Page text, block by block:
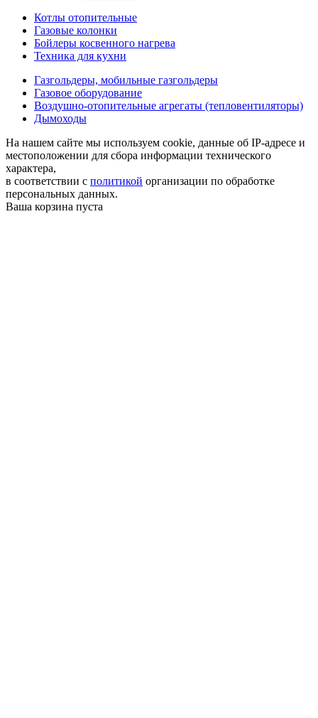
Котлы отопительные
Газовые колонки
Бойлеры косвенного нагрева
Техника для кухни
Газгольдеры, мобильные газгольдеры
Газовое оборудование
Воздушно-отопительные агрегаты (тепловентиляторы)
Дымоходы
На нашем сайте мы используем cookie, данные об IP-адресе и
местоположении для сбора информации технического
характера,
в соответствии с политикой организации по обработке
персональных данных.
Ваша корзина пуста